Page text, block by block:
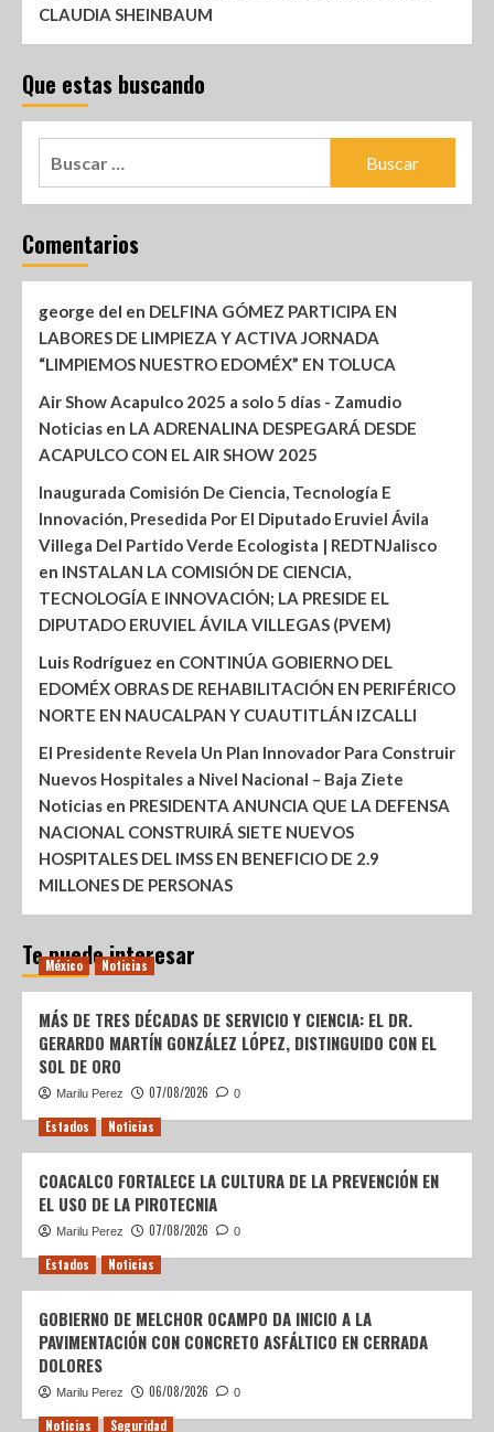
CLAUDIA SHEINBAUM
Que estas buscando
Comentarios
george del en DELFINA GÓMEZ PARTICIPA EN
LABORES DE LIMPIEZA Y ACTIVA JORNADA
“LIMPIEMOS NUESTRO EDOMÉX” EN TOLUCA
Air Show Acapulco 2025 a solo 5 días - Zamudio
Noticias en LA ADRENALINA DESPEGARÁ DESDE
ACAPULCO CON EL AIR SHOW 2025
Inaugurada Comisión De Ciencia, Tecnología E
Innovación, Presedida Por El Diputado Eruviel Ávila
Villega Del Partido Verde Ecologista | REDTNJalisco
en INSTALAN LA COMISIÓN DE CIENCIA,
TECNOLOGÍA E INNOVACIÓN; LA PRESIDE EL
DIPUTADO ERUVIEL ÁVILA VILLEGAS (PVEM)
Luis Rodríguez en CONTINÚA GOBIERNO DEL
EDOMÉX OBRAS DE REHABILITACIÓN EN PERIFÉRICO
NORTE EN NAUCALPAN Y CUAUTITLÁN IZCALLI
El Presidente Revela Un Plan Innovador Para Construir
Nuevos Hospitales a Nivel Nacional – Baja Ziete
Noticias en PRESIDENTA ANUNCIA QUE LA DEFENSA
NACIONAL CONSTRUIRÁ SIETE NUEVOS
HOSPITALES DEL IMSS EN BENEFICIO DE 2.9
MILLONES DE PERSONAS
Te puede interesar
México Noticias
MÁS DE TRES DÉCADAS DE SERVICIO Y CIENCIA: EL DR.
GERARDO MARTÍN GONZÁLEZ LÓPEZ, DISTINGUIDO CON EL
SOL DE ORO
Marilu Perez 07/08/2026 0
Estados Noticias
COACALCO FORTALECE LA CULTURA DE LA PREVENCIÓN EN
EL USO DE LA PIROTECNIA
Marilu Perez 07/08/2026 0
Estados Noticias
GOBIERNO DE MELCHOR OCAMPO DA INICIO A LA
PAVIMENTACIÓN CON CONCRETO ASFÁLTICO EN CERRADA
DOLORES
Marilu Perez 06/08/2026 0
Noticias Seguridad